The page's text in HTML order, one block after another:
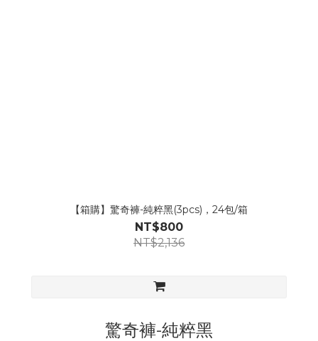
【箱購】驚奇褲-純粹黑(3pcs)，24包/箱
NT$800
NT$2,136
驚奇褲-純粹黑